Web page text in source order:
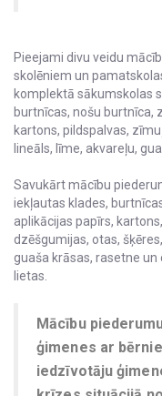
Pieejami divu veidu
skolēniem un
komplektā sākumskolas
burtnīcas, nošu burtnīca,
kartons, pildspalvas,
lineāls, līme, akvareļu,
Savukārt mācību
iekļautas klades,
aplikācijas papīrs,
dzēšgumijas, otas,
guaša krāsas, rasetne
lietas.
Mācību
ģimenes ar
iedzīvotāju